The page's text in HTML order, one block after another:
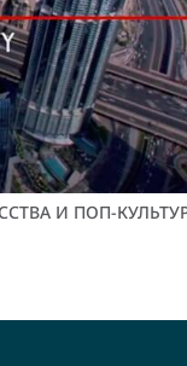
И ПОП-